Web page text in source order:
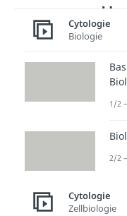
Cytologie
Biologie
1/2
2/2
Cytologie
Zellbiologie